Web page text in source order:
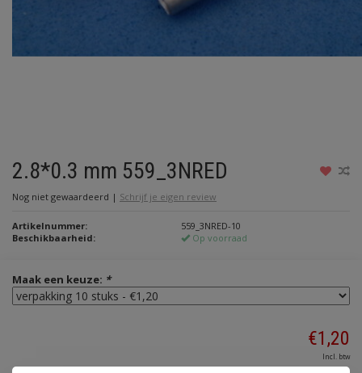
2.8*0.3 mm 559_3NRED
Nog niet gewaardeerd | Schrijf je eigen review
Artikelnummer:
559_3NRED-10
Beschikbaarheid:
Op voorraad
Maak een keuze: *
€1,20
Incl. btw